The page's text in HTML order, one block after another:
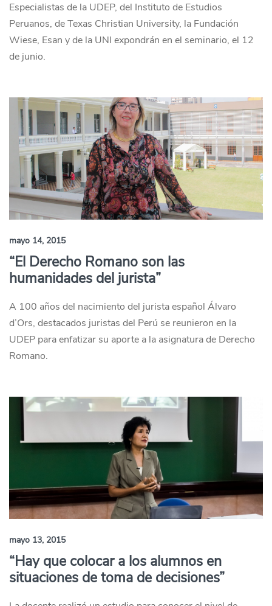
Especialistas de la UDEP, del Instituto de Estudios
Peruanos, de Texas Christian University, la Fundación
Wiese, Esan y de la UNI expondrán en el seminario, el 12
de junio.
mayo 14, 2015
“El Derecho Romano son las
humanidades del jurista”
A 100 años del nacimiento del jurista español Álvaro
d’Ors, destacados juristas del Perú se reunieron en la
UDEP para enfatizar su aporte a la asignatura de Derecho
Romano.
mayo 13, 2015
“Hay que colocar a los alumnos en
situaciones de toma de decisiones”